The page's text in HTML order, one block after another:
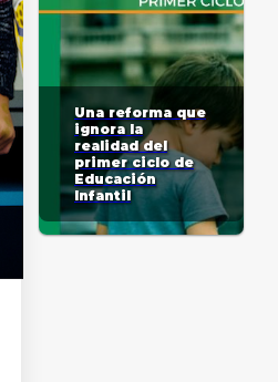
Una reforma que
ignora la
realidad del
primer ciclo de
Educación
Infantil